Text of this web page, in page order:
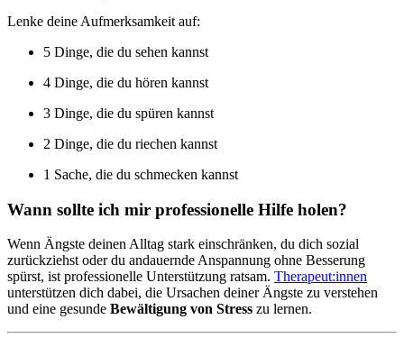
Lenke deine Aufmerksamkeit auf:
5 Dinge, die du sehen kannst
4 Dinge, die du hören kannst
3 Dinge, die du spüren kannst
2 Dinge, die du riechen kannst
1 Sache, die du schmecken kannst
Wann sollte ich mir professionelle Hilfe holen?
Wenn Ängste deinen Alltag stark einschränken, du dich sozial
zurückziehst oder du andauernde Anspannung ohne Besserung
spürst, ist professionelle Unterstützung ratsam. Therapeut:innen
unterstützen dich dabei, die Ursachen deiner Ängste zu verstehen
und eine gesunde Bewältigung von Stress zu lernen.